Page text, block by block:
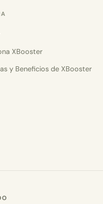
XBooster
y Beneficios de XBooster